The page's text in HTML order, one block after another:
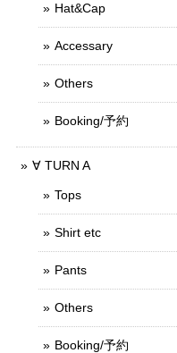
Hat&Cap
Accessary
Others
Booking/予約
∀ TURN A
Tops
Shirt etc
Pants
Others
Booking/予約